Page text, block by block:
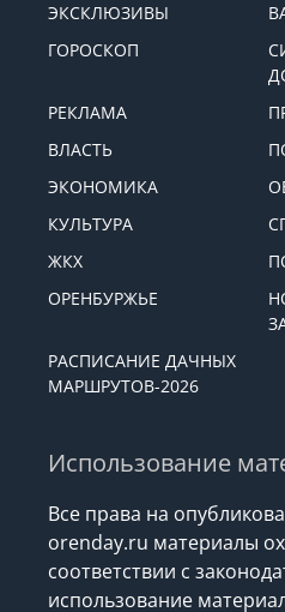
ЭКСКЛЮЗИВЫ
ГОРОСКОП
РЕКЛАМА
ВЛАСТЬ
ЭКОНОМИКА
КУЛЬТУРА
ЖКХ
ОРЕНБУРЖЬЕ
РАСПИСАНИЕ ДАЧНЫХ
МАРШРУТОВ-2026
Использование
Все права на
orenday.ru материалы
соответствии с
использование